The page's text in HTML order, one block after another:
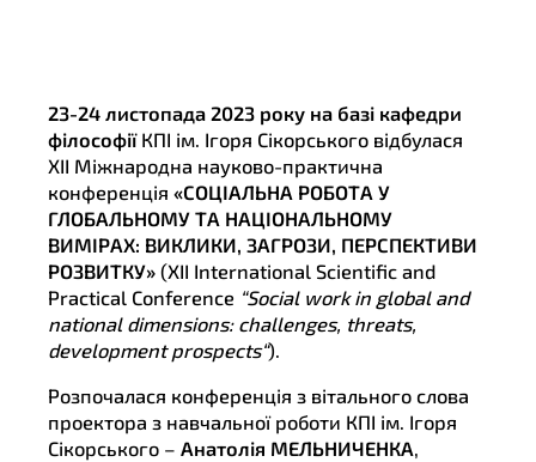
23-24 листопада 2023 року на базі кафедри
філософіїКПІ ім. Ігоря Сікорського відбулася
ХІІ Міжнародна науково-практична
конференція «СОЦІАЛЬНА РОБОТА У
ГЛОБАЛЬНОМУ ТА НАЦІОНАЛЬНОМУ
ВИМІРАХ: ВИКЛИКИ, ЗАГРОЗИ, ПЕРСПЕКТИВИ
РОЗВИТКУ» (XII International Scientific and
Practical Conference “Social work in global and
national dimensions: challenges, threats,
development prospects“).
Розпочалася конференція з вітального слова
проектора з навчальної роботи КПІ ім. Ігоря
Сікорського – Анатолія МЕЛЬНИЧЕНКА,